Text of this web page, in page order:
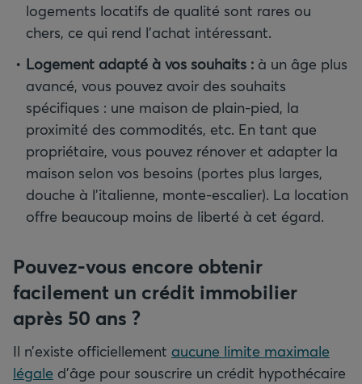
logements locatifs de qualité sont rares ou
chers, ce qui rend l’achat intéressant.
Logement adapté à vos souhaits : à un âge plus
avancé, vous pouvez avoir des souhaits
spécifiques : une maison de plain-pied, la
proximité des commodités, etc. En tant que
propriétaire, vous pouvez rénover et adapter la
maison selon vos besoins (portes plus larges,
douche à l’italienne, monte-escalier). La location
offre beaucoup moins de liberté à cet égard.
Pouvez-vous encore obtenir
facilement un crédit immobilier
après 50 ans ?
Il n’existe officiellement aucune limite maximale
légale d’âge pour souscrire un crédit hypothécaire